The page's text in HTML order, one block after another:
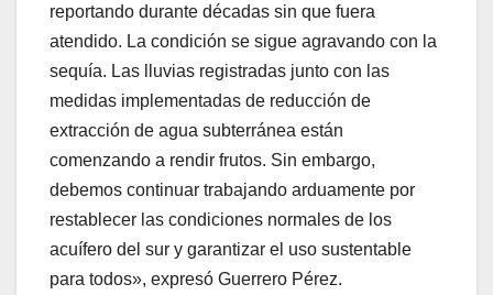
reportando durante décadas sin que fuera
atendido. La condición se sigue agravando con la
sequía. Las lluvias registradas junto con las
medidas implementadas de reducción de
extracción de agua subterránea están
comenzando a rendir frutos. Sin embargo,
debemos continuar trabajando arduamente por
restablecer las condiciones normales de los
acuífero del sur y garantizar el uso sustentable
para todos», expresó Guerrero Pérez.